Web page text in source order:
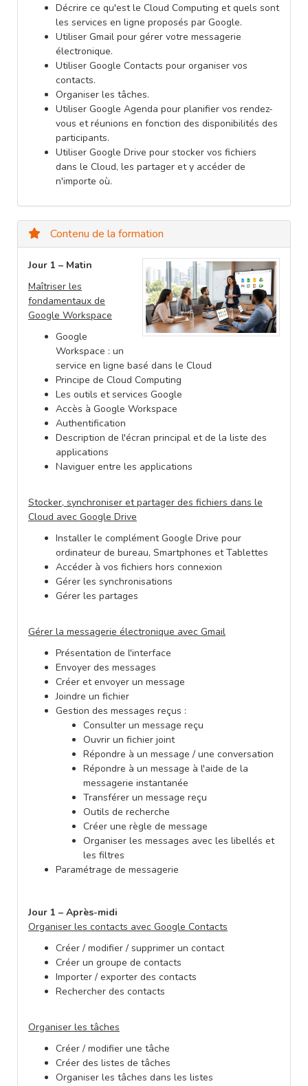
Décrire ce qu'est le Cloud Computing et quels sont
les services en ligne proposés par Google.
Utiliser Gmail pour gérer votre messagerie
électronique.
Utiliser Google Contacts pour organiser vos
contacts.
Organiser les tâches.
Utiliser Google Agenda pour planifier vos rendez-
vous et réunions en fonction des disponibilités des
participants.
Utiliser Google Drive pour stocker vos fichiers
dans le Cloud, les partager et y accéder de
n'importe où.
Contenu de la formation
Jour 1 – Matin
Maîtriser les
fondamentaux de
Google Workspace
Google
Workspace : un
service en ligne basé dans le Cloud
Principe de Cloud Computing
Les outils et services Google
Accès à Google Workspace
Authentification
Description de l'écran principal et de la liste des
applications
Naviguer entre les applications
Stocker, synchroniser et partager des fichiers dans le
Cloud avec Google Drive
Installer le complément Google Drive pour
ordinateur de bureau, Smartphones et Tablettes
Accéder à vos fichiers hors connexion
Gérer les synchronisations
Gérer les partages
Gérer la messagerie électronique avec Gmail
Présentation de l'interface
Envoyer des messages
Créer et envoyer un message
Joindre un fichier
Gestion des messages reçus :
Consulter un message reçu
Ouvrir un fichier joint
Répondre à un message / une conversation
Répondre à un message à l'aide de la
messagerie instantanée
Transférer un message reçu
Outils de recherche
Créer une règle de message
Organiser les messages avec les libellés et
les filtres
Paramétrage de messagerie
Jour 1 – Après-midi
Organiser les contacts avec Google Contacts
Créer / modifier / supprimer un contact
Créer un groupe de contacts
Importer / exporter des contacts
Rechercher des contacts
Organiser les tâches
Créer / modifier une tâche
Créer des listes de tâches
Organiser les tâches dans les listes